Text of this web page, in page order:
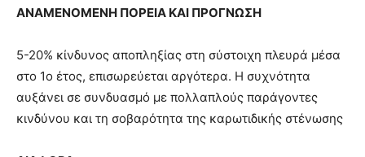
ΑΝΑΜΕΝΟΜΕΝΗ ΠΟΡΕΙΑ ΚΑΙ ΠΡΟΓΝΩΣΗ
5-20% κίνδυνος αποπληξίας στη σύστοιχη πλευρά μέσα
στο 1ο έτος, επισωρεύεται αργότερα. Η συχνότητα
αυξάνει σε συνδυασμό με πολλαπλούς παράγοντες
κινδύνου και τη σοβαρότητα της καρωτιδικής στένωσης